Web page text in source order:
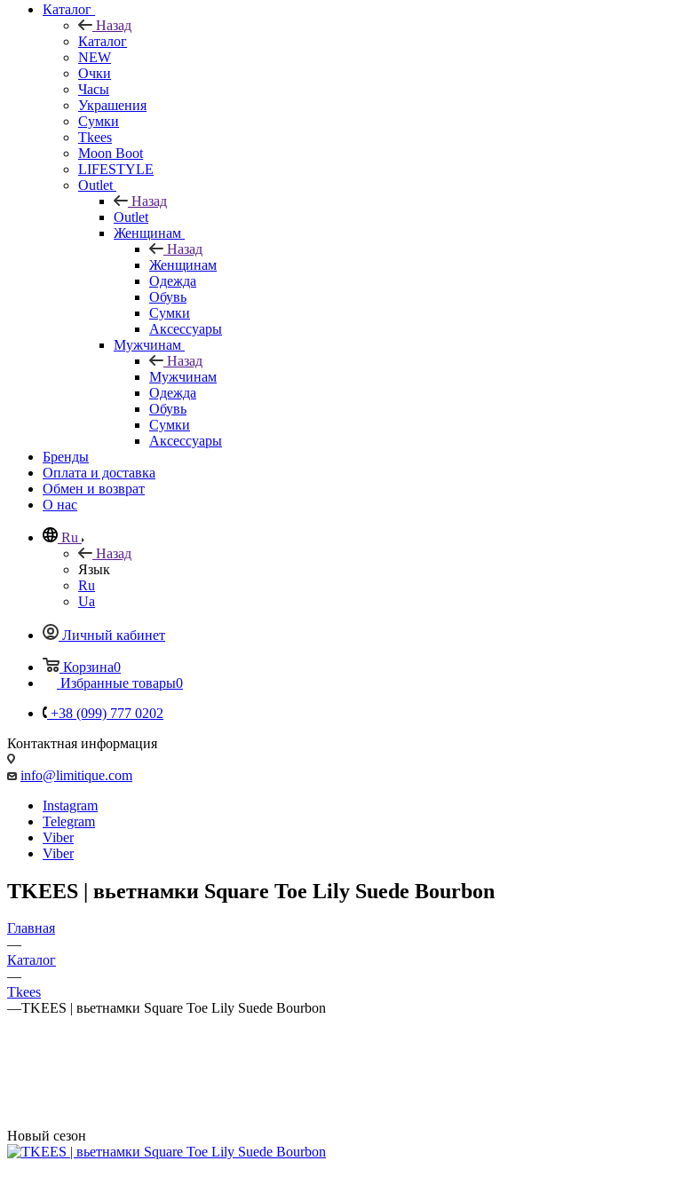
Каталог
Назад
Каталог
NEW
Очки
Часы
Украшения
Сумки
Tkees
Moon Boot
LIFESTYLE
Outlet
Назад
Outlet
Женщинам
Назад
Женщинам
Одежда
Обувь
Сумки
Аксессуары
Мужчинам
Назад
Мужчинам
Одежда
Обувь
Сумки
Аксессуары
Бренды
Оплата и доставка
Обмен и возврат
О нас
Ru
Назад
Язык
Ru
Ua
Личный кабинет
Корзина0
Избранные товары0
+38 (099) 777 0202
Контактная информация
info@limitique.com
Instagram
Telegram
Viber
Viber
TKEES | вьетнамки Square Toe Lily Suede Bourbon
Главная
—
Каталог
—
Tkees
—TKEES | вьетнамки Square Toe Lily Suede Bourbon
Новый сезон